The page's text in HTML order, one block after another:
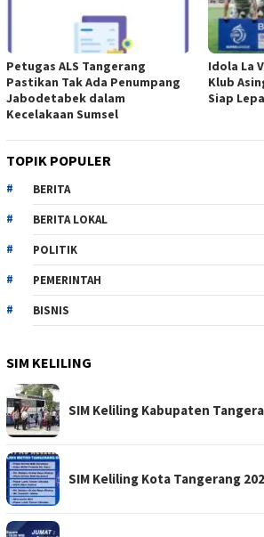
Petugas ALS Tangerang
Pastikan Tak Ada Penumpang
Jabodetabek dalam
Kecelakaan Sumsel
Idola La
Klub
Siap
TOPIK POPULER
BERITA
BERITA LOKAL
POLITIK
PEMERINTAH
BISNIS
SIM KELILING
SIM Keliling Kabupaten
SIM Keliling Kota Tangerang